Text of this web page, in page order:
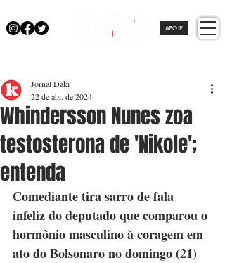
APOIE
Whindersson Nunes zoa
testosterona de 'Nikole';
entenda
Jornal Daki
22 de abr. de 2024
Comediante tira sarro de fala
infeliz do deputado que comparou o
hormônio masculino à coragem em
ato do Bolsonaro no domingo (21)